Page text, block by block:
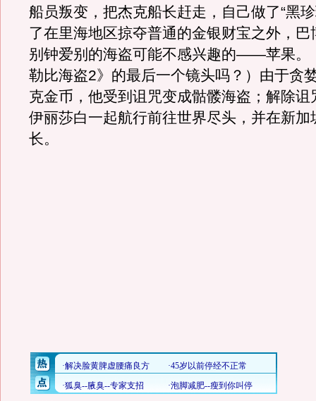
船员叛变，把杰克船长赶走，自己做了“黑
了在里海地区掠夺普通的金银财宝之外，巴
别钟爱别的海盗可能不感兴趣的——苹果。
勒比海盗2》的最后一个镜头吗？）由于贪
克金币，他受到诅咒变成骷髅海盗；解除诅
伊丽莎白一起航行前往世界尽头，并在新加
长。